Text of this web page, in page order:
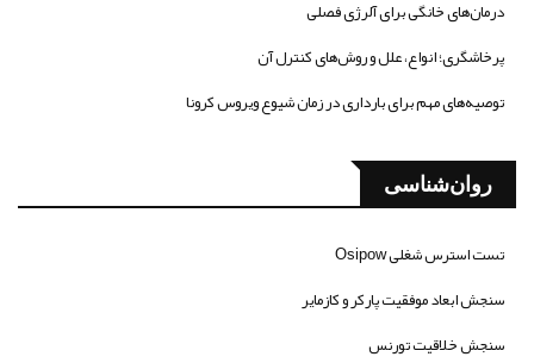
درمان‌های خانگی برای آلرژی فصلی
پرخاشگری؛ انواع، علل و روش‌های کنترل آن
توصیه‌های مهم برای بارداری در زمان شیوع ویروس کرونا
روان‌شناسی
تست استرس شغلی Osipow
سنجش ابعاد موفقیت پارکر و کازمایر
سنجش خلاقیت تورنس